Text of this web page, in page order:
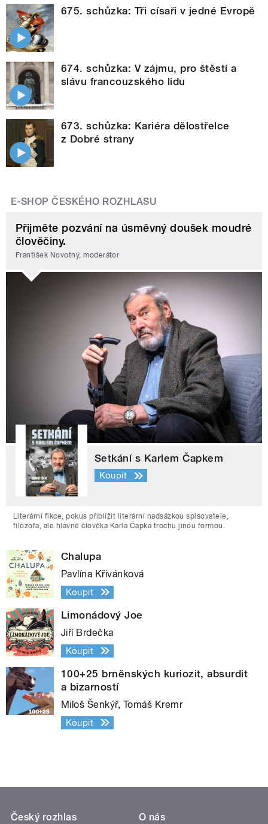
675. schůzka: Tři císaři v jedné Evropě
674. schůzka: V zájmu, pro štěstí a
slávu francouzského lidu
673. schůzka: Kariéra dělostřelce
z Dobré strany
E-SHOP ČESKÉHO ROZHLASU
Přijměte pozvání na úsměvný doušek moudré
člověčiny.
František Novotný, moderátor
Setkání s Karlem Čapkem
Koupit
Literární fikce, pokus přiblížit literární nadsázkou spisovatele,
filozofa, ale hlavně člověka Karla Čapka trochu jinou formou.
Chalupa
Pavlína Křivánková
Koupit
Limonádový Joe
Jiří Brdečka
Koupit
100+25 brněnských kuriozit, absurdit
a bizarností
Miloš Šenkýř, Tomáš Kremr
Koupit
Český rozhlas
O nás